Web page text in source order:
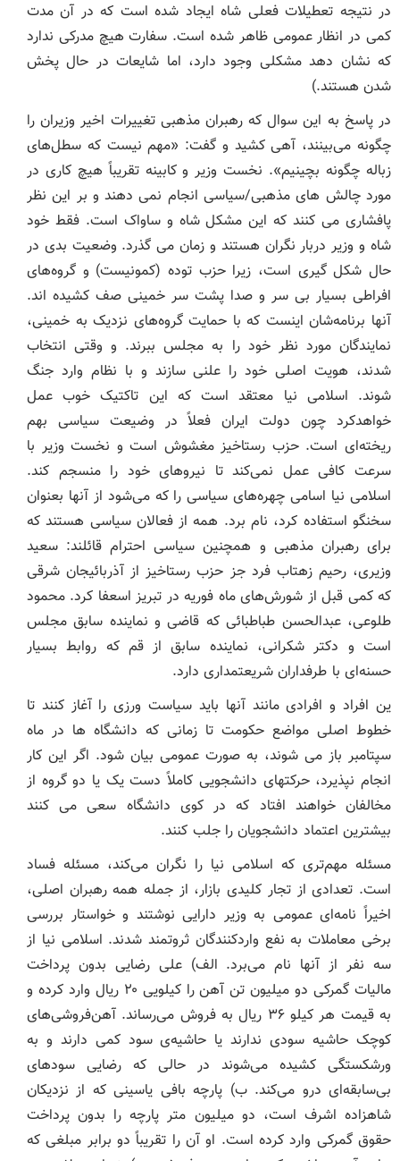
در نتیجه تعطیلات فعلی شاه ایجاد شده است که در آن مدت
کمی در انظار عمومی ظاهر شده است. سفارت هیچ مدرکی ندارد
که نشان دهد مشکلی وجود دارد، اما شایعات در حال پخش
شدن هستند.)
در پاسخ به این سوال که رهبران مذهبی تغییرات اخیر وزیران را
چگونه می‌بینند، آهی کشید و گفت: «مهم نیست که سطل‌های
زباله چگونه بچینیم». نخست وزیر و کابینه تقریباً هیچ کاری در
مورد چالش های مذهبی/سیاسی انجام نمی دهند و بر این نظر
پافشاری می کنند که این مشکل شاه و ساواک است. فقط خود
شاه و وزیر دربار نگران هستند و زمان می گذرد. وضعیت بدی در
حال شکل گیری است، زیرا حزب توده (کمونیست) و گروه‌‎های
افراطی بسیار بی سر و صدا پشت سر خمینی صف کشیده اند.
آنها برنامه‌شان اینست که با حمایت گروه‌های نزدیک به خمینی،
نمایندگان مورد نظر خود را به مجلس ببرند. و وقتی انتخاب
شدند، هویت اصلی خود را علنی سازند و با نظام وارد جنگ
شوند. اسلامی نیا معتقد است که این تاکتیک خوب عمل
خواهد‌کرد چون دولت ایران فعلاً در وضیعت سیاسی بهم
ریخته‌ای است. حزب رستاخیز مغشوش است و نخست وزیر با
سرعت کافی عمل نمی‌کند تا نیروهای خود را منسجم کند.
اسلامی نیا اسامی چهره‌های سیاسی را که می‌شود از آنها بعنوان
سخنگو استفاده کرد، نام برد. همه از فعالان سیاسی هستند که
برای رهبران مذهبی و همچنین سیاسی احترام قائلند: سعید
وزیری، رحیم زهتاب فرد جز حزب رستاخیز از آذربائیجان شرقی
که کمی قبل از شورش‌های ماه فوریه در تبریز اسعفا کرد. محمود
طلوعی، عبدالحسن طباطبائی که قاضی و نماینده سابق مجلس
است و دکتر شکرانی، نماینده سابق از قم که روابط بسیار
حسنه‌ای با طرفداران شریعتمداری دارد.
ین افراد و افرادی مانند آنها باید سیاست ورزی را آغاز کنند تا
خطوط اصلی مواضع حکومت تا زمانی که دانشگاه ها در ماه
سپتامبر باز می شوند، به صورت عمومی بیان شود. اگر این کار
انجام نپذیرد، حرکتهای دانشجویی کاملاً دست یک یا دو گروه از
مخالفان خواهند افتاد که در کوی دانشگاه سعی می کنند
بیشترین اعتماد دانشجویان را جلب کنند.
مسئله مهم‌تری که اسلامی نیا را نگران می‌کند، مسئله فساد
است. تعدادی از تجار کلیدی بازار، از جمله همه رهبران اصلی،
اخیراً نامه‌ای عمومی به وزیر دارایی نوشتند و خواستار بررسی
برخی معاملات به نفع واردکنندگان ثروتمند شدند. اسلامی نیا از
سه نفر از آنها نام می‌برد. الف) علی رضایی بدون پرداخت
مالیات گمرکی دو میلیون تن آهن را کیلویی ۲۰ ریال وارد کرده و
به قیمت هر کیلو ۳۶ ریال به فروش می‌رساند. آهن‌فروشی‌های
کوچک حاشیه سودی ندارند یا حاشیه‌ی سود کمی دارند و به
ورشکستگی کشیده می‌شوند در حالی که رضایی سودهای
بی‌سابقه‌ای درو می‌کند. ب) پارچه‌ بافی یاسینی که از نزدیکان
شاهزاده اشرف است، دو میلیون متر پارچه را بدون پرداخت
حقوق گمرکی وارد کرده است. او آن را تقریباً دو برابر مبلغی که